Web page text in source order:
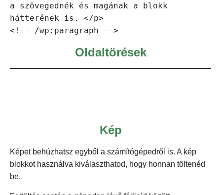
a szövegednék és magának a blokk
hátterének is. </p>
<!-- /wp:paragraph -->
Oldaltörések
Kép
Képet behúzhatsz egyből a számítógépedről is. A kép
blokkot használva kiválaszthatod, hogy honnan töltenéd
be.